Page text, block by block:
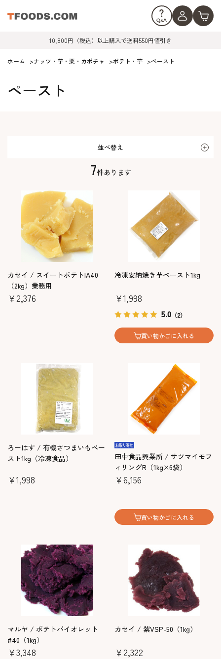
10,800円（税込）以上購入で送料550円値引き
ホーム >ナッツ・芋・栗・カボチャ >ポテト・芋 >ペースト
ペースト
並べ替え
7件あります
カセイ / スイートポテトIA40
（2kg）業務用
￥2,376
冷凍安納焼き芋ペースト1kg
￥1,998
5.0 （2）
買い物かごに入れる
ろーはす / 有機さつまいもペー
スト1kg（冷凍食品）
￥1,998
田中食品興業所 / サツマイモフ
ィリングR（1kg×6袋）
￥6,156
買い物かごに入れる
マルヤ / ポテトバイオレット
#40（1kg）
￥3,348
カセイ / 紫VSP-50（1kg）
￥2,322